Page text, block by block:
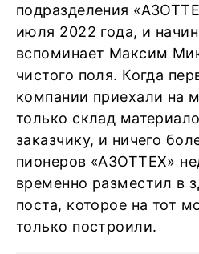
подразделения
июля 2022 года, и
вспоминает Максим
чистого поля. Когда
компании приехали на
только склад
заказчику, и ничего
пионеров «АЗОТТЕХ»
временно разместил в
поста, которое на тот
только построили.